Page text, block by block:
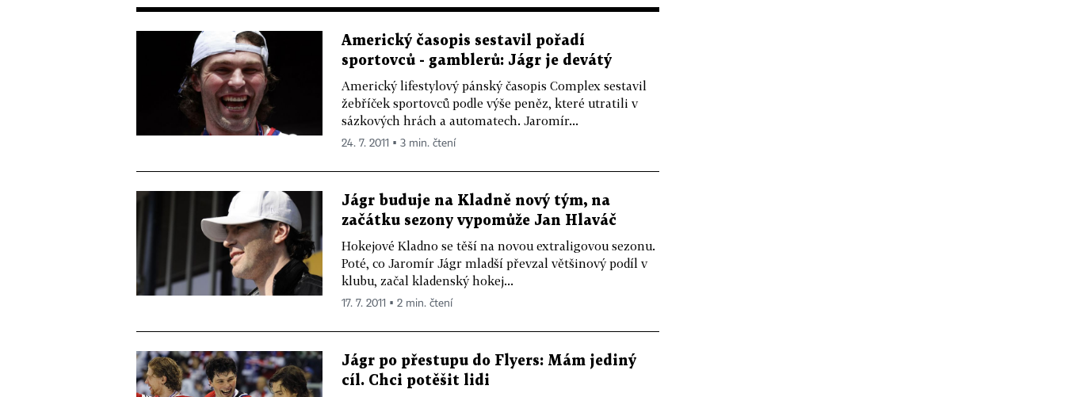
Americký časopis sestavil pořadí
sportovců - gamblerů: Jágr je devátý
Americký lifestylový pánský časopis Complex sestavil
žebříček sportovců podle výše peněz, které utratili v
sázkových hrách a automatech. Jaromír...
24. 7. 2011 ▪ 3 min. čtení
Jágr buduje na Kladně nový tým, na
začátku sezony vypomůže Jan Hlaváč
Hokejové Kladno se těší na novou extraligovou sezonu.
Poté, co Jaromír Jágr mladší převzal většinový podíl v
klubu, začal kladenský hokej...
17. 7. 2011 ▪ 2 min. čtení
Jágr po přestupu do Flyers: Mám jediný
cíl. Chci potěšit lidi